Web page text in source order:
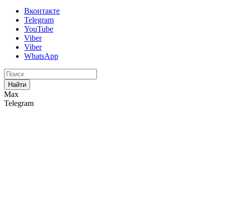
Вконтакте
Telegram
YouTube
Viber
Viber
WhatsApp
Найти
Max
Telegram